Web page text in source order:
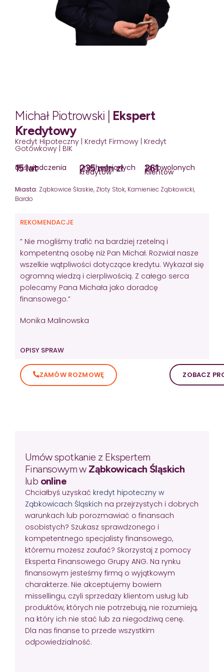
Michał Piotrowski | Ekspert
Kredytowy
Kredyt Hipoteczny | Kredyt Firmowy | Kredyt
Gotówkowy | BIK
15 lat
doświadczenia 235 mln zł
uruchomionych
kredytów 261
zadowolonych
Klientów
Miasta: Ząbkowice Ślaskie, Złoty Stok, Kamieniec Ząbkowicki,
Bardo
REKOMENDACJE
” Nie mogliśmy trafić na bardziej rzetelną i
kompetentną osobę niż Pan Michał. Rozwiał nasze
wszelkie wątpliwości dotyczące kredytu. Wykazał się
ogromną wiedzą i cierpliwością. Z całego serca
polecamy Pana Michała jako doradcę
finansowego.”
Monika Malinowska
OPISY SPRAW
ZAMÓW ROZMOWĘ ZOBACZ
Umów spotkanie z Ekspertem
Finansowym wZąbkowicach Śląskich
lub online
Chciałbyś uzyskać kredyt hipoteczny w
Ząbkowicach Śląskich na przejrzystych i dobrych
warunkach lub porozmawiać o finansach
osobistych? Szukasz sprawdzonego i
kompetentnego specjalisty finansowego,
któremu możesz zaufać? Skorzystaj z pomocy
Eksperta Finansowego Grupy ANG. Na rynku
finansowym jesteśmy firmą o wyjątkowym
charakterze. Nie akceptujemy bowiem
missellingu, czyli sprzedaży klientom usług lub
produktów, których nie potrzebują, nie rozumieją,
na który ich nie stać lub za niegodziwą cenę.
Dla nas finanse to przede wszystkim
odpowiedzialność.